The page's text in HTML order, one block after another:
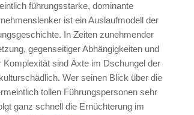
führungsstarke, dominante
ist ein Auslaufmodell der
In Zeiten zunehmender
gegenseitiger Abhängigkeiten und
Komplexität sind Äxte im Dschungel der
Wer seinen Blick über die
tollen Führungspersonen sehr
ganz schnell die Ernüchterung im